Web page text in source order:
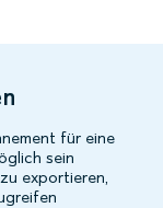
für eine
sein
exportieren,